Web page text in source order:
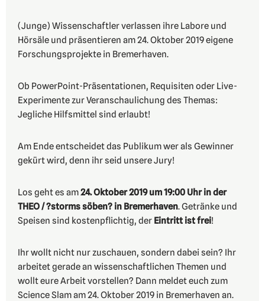
(Junge) Wissenschaftler verlassen ihre Labore und
Hörsäle und präsentieren am 24. Oktober 2019 eigene
Forschungsprojekte in Bremerhaven.
Ob PowerPoint-Präsentationen, Requisiten oder Live-
Experimente zur Veranschaulichung des Themas:
Jegliche Hilfsmittel sind erlaubt!
Am Ende entscheidet das Publikum wer als Gewinner
gekürt wird, denn ihr seid unsere Jury!
Los geht es am24. Oktober 2019 um 19:00 Uhr in der
THEO / ?storms söben? in Bremerhaven. Getränke und
Speisen sind kostenpflichtig, der Eintritt ist frei!
Ihr wollt nicht nur zuschauen, sondern dabei sein? Ihr
arbeitet gerade an wissenschaftlichen Themen und
wollt eure Arbeit vorstellen? Dann meldet euch zum
Science Slam am 24. Oktober 2019 in Bremerhaven an.